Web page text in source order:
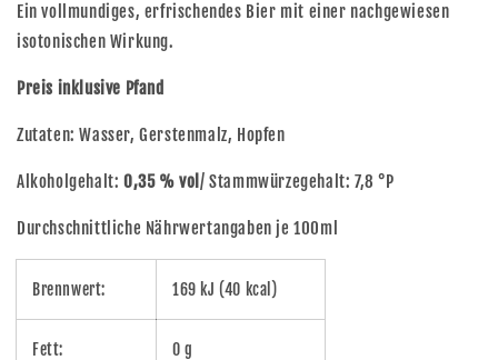
Ein vollmundiges, erfrischendes Bier mit einer nachgewiesen
isotonischen Wirkung.
Preis inklusive Pfand
Zutaten: Wasser, Gerstenmalz, Hopfen
Alkoholgehalt: 0,35 % vol / Stammwürzegehalt: 7,8 °P
Durchschnittliche Nährwertangaben je 100ml
Brennwert: 169 kJ (40 kcal)
Fett: 0 g